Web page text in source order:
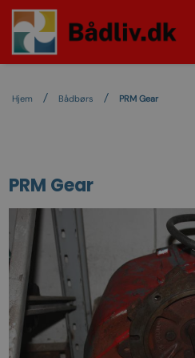
Hjem Bådbørs PRM Gear
PRM Gear